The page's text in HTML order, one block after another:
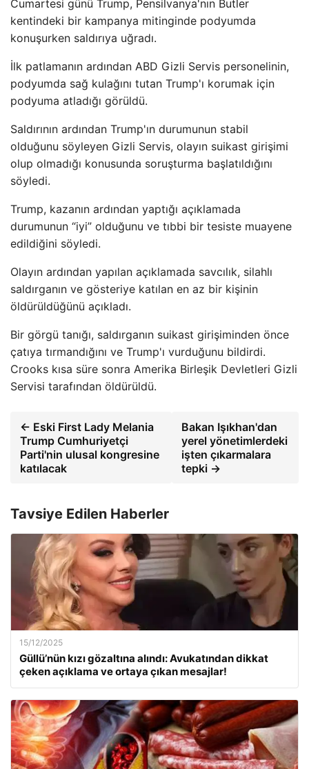
Cumartesi günü Trump, Pensilvanya'nın Butler
kentindeki bir kampanya mitinginde podyumda
konuşurken saldırıya uğradı.
İlk patlamanın ardından ABD Gizli Servis personelinin,
podyumda sağ kulağını tutan Trump'ı korumak için
podyuma atladığı görüldü.
Saldırının ardından Trump'ın durumunun stabil
olduğunu söyleyen Gizli Servis, olayın suikast girişimi
olup olmadığı konusunda soruşturma başlatıldığını
söyledi.
Trump, kazanın ardından yaptığı açıklamada
durumunun “iyi” olduğunu ve tıbbi bir tesiste muayene
edildiğini söyledi.
Olayın ardından yapılan açıklamada savcılık, silahlı
saldırganın ve gösteriye katılan en az bir kişinin
öldürüldüğünü açıkladı.
Bir görgü tanığı, saldırganın suikast girişiminden önce
çatıya tırmandığını ve Trump'ı vurduğunu bildirdi.
Crooks kısa süre sonra Amerika Birleşik Devletleri Gizli
Servisi tarafından öldürüldü.
← Eski First Lady Melania
Trump Cumhuriyetçi
Parti'nin ulusal kongresine
katılacak
Bakan Işıkhan'dan
yerel yönetimlerdeki
işten çıkarmalara
tepki →
Tavsiye Edilen Haberler
15/12/2025
Güllü’nün kızı gözaltına alındı: Avukatından dikkat
çeken açıklama ve ortaya çıkan mesajlar!